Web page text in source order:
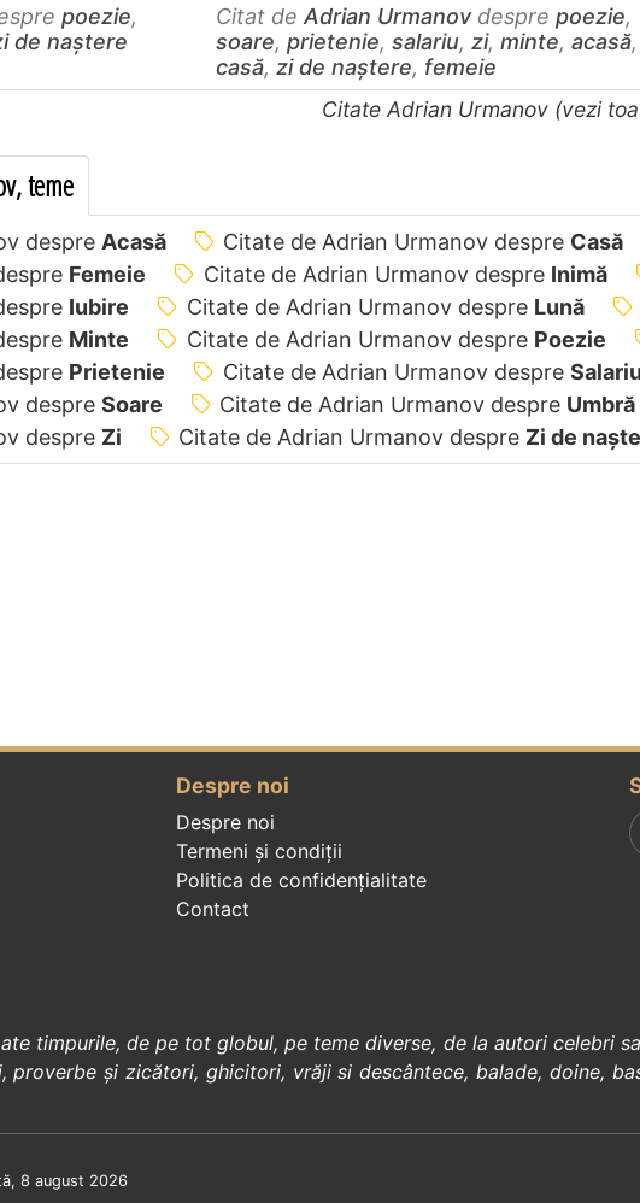
poezie,
de naștere
Citat de Adrian Urmanovdespre poezie,
soare, prietenie, salariu, zi, minte, acasă,
casă, zi de naștere, femeie
Citate Adrian Urmanov (vezi
teme
despre Acasă Citate de Adrian Urmanov despre Casă
Femeie Citate de Adrian Urmanov despre Inimă
Iubire Citate de Adrian Urmanov despre Lună
Minte Citate de Adrian Urmanov despre Poezie
Prietenie Citate de Adrian Urmanov despre Salariu
despre Soare Citate de Adrian Urmanov despre Umbră
despre Zi Citate de Adrian Urmanov despre Zi de
Despre noi
Despre noi
Termeni și condiții
Politica de confidenţialitate
Contact
timpurile, de pe tot globul, pe teme diverse, de la autori celebri
,proverbe și zicători, ghicitori, vrăji si descântece, balade, doine,
8 august 2026